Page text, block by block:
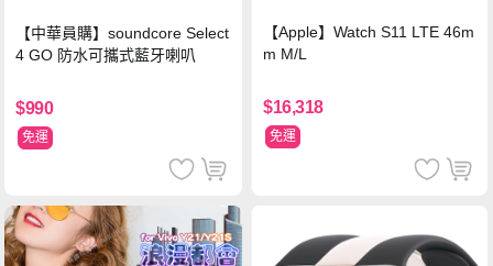
【中華員購】soundcore Select
4 GO 防水可攜式藍牙喇叭
$990
免運
【Apple】Watch S11 LTE 46m
m M/L
$16,318
免運